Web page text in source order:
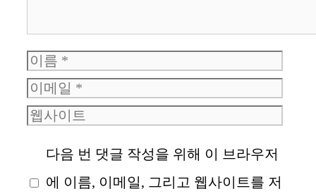
이
름
이
메
웹
이
다음 번 댓글 작성을 위해 이 브라우저
에 이름, 이메일, 그리고 웹사이트를 저